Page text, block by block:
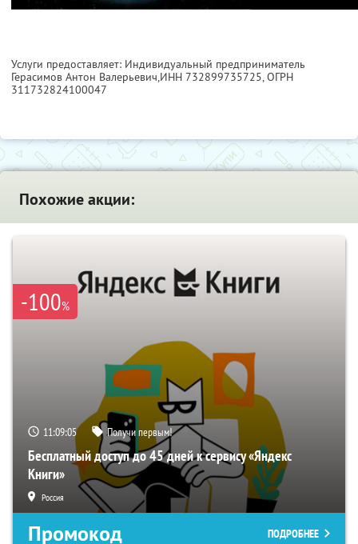
Услуги предоставляет: Индивидуальный предприниматель
Герасимов Антон Валерьевич,ИНН 732899735725, ОГРН
311732824100047
Похожие акции:
-100%
11:09:03 Получи первым!
Бесплатный доступ до 45 дней к сервису «Яндекс
Книги»
Россия
Промокод ПОДРОБНЕЕ